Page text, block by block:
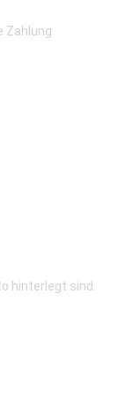
Zahlung
hinterlegt sind.